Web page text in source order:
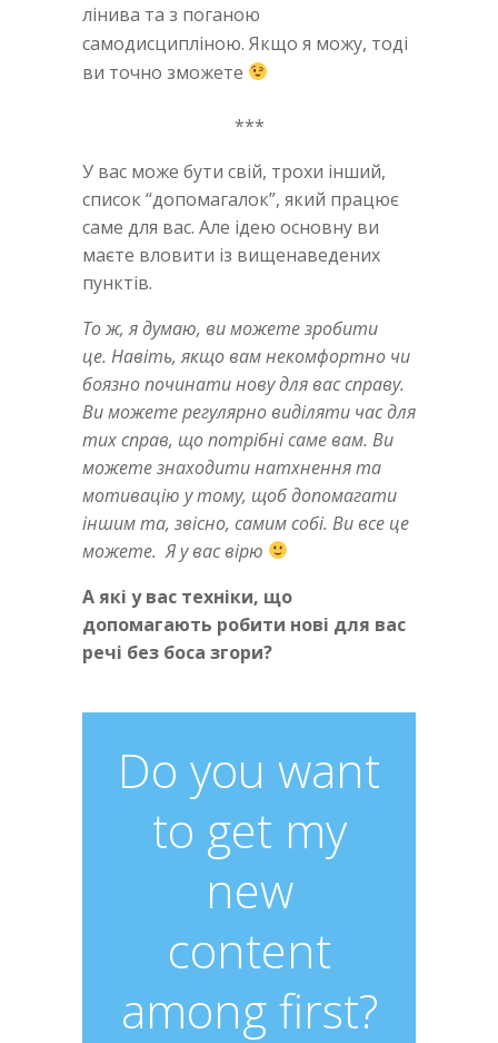
лінива та з поганою
самодисципліною. Якщо я можу, тоді
ви точно зможете
***
У вас може бути свій, трохи інший,
список “допомагалок”, який працює
саме для вас. Але ідею основну ви
маєте вловити із вищенаведених
пунктів.
То ж, я думаю, ви можете зробити
це. Навіть, якщо вам некомфортно чи
боязно починати нову для вас справу.
Ви можете регулярно виділяти час для
тих справ, що потрібні саме вам. Ви
можете знаходити натхнення та
мотивацію у тому, щоб допомагати
іншим та, звісно, самим собі. Ви все це
можете. Я у вас вірю
А які у вас техніки, що
допомагають робити нові для вас
речі без боса згори?
Do you want
to get my
new
content
among first?